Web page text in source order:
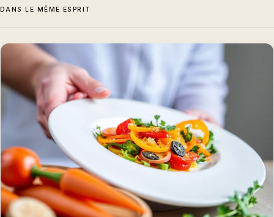
DANS LE MÊME ESPRIT